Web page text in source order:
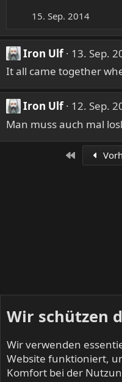
15. Sep. 2014
Iron Ulf
13. Sep.
It all came together
Iron Ulf
12. Sep.
Man muss auch mal
Erste
Wir schützen
Wir verwenden
Website funktioniert,
Komfort bei der